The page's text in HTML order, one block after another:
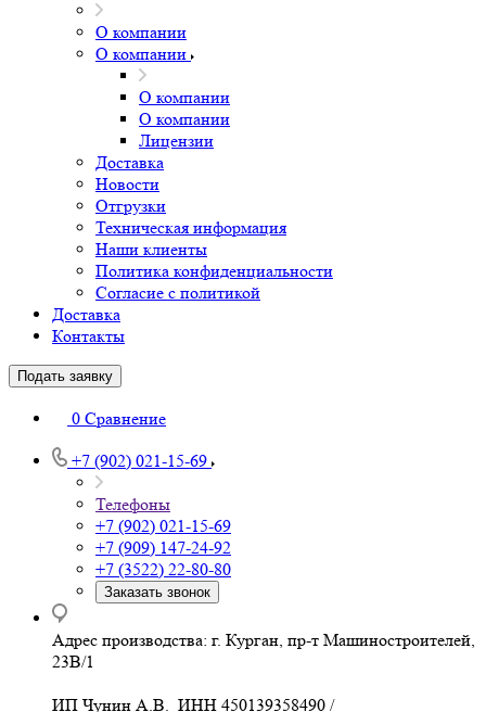
О компании
О компании
О компании
О компании
Лицензии
Доставка
Новости
Отгрузки
Техническая информация
Наши клиенты
Политика конфиденциальности
Согласие с политикой
Доставка
Контакты
Подать заявку
0 Сравнение
+7 (902) 021-15-69
Телефоны
+7 (902) 021-15-69
+7 (909) 147-24-92
+7 (3522) 22-80-80
Заказать звонок
Адрес производства: г. Курган, пр-т Машиностроителей,
23В/1
ИП Чунин А.В. ИНН 450139358490 /